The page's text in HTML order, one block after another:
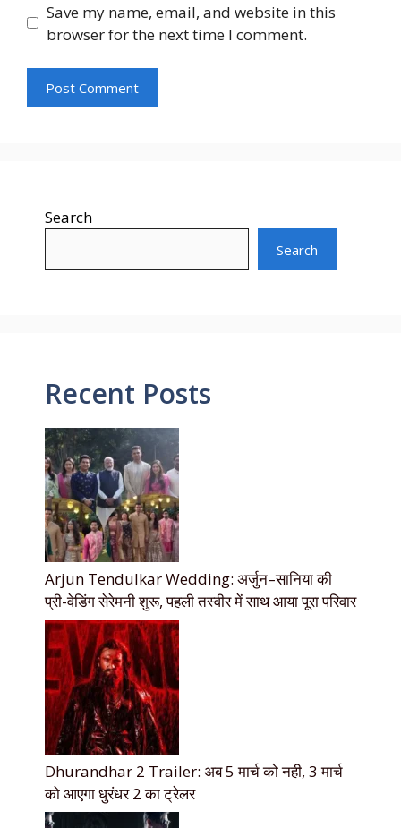
Save my name, email, and website in this
browser for the next time I comment.
Search
Search
Recent Posts
Arjun Tendulkar Wedding: अर्जुन–सानिया की
प्री-वेडिंग सेरेमनी शुरू, पहली तस्वीर में साथ आया पूरा परिवार
Dhurandhar 2 Trailer: अब 5 मार्च को नही, 3 मार्च
को आएगा धुरंधर 2 का ट्रेलर